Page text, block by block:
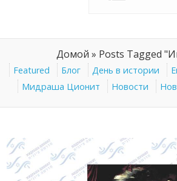
Домой » Posts Tagged
Featured Блог День в истории
Мидраша Ционит
Новости